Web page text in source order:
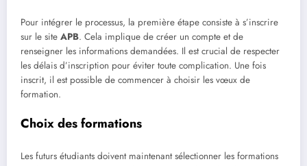
Pour intégrer le processus, la première étape consiste à s’inscrire
sur le site APB. Cela implique de créer un compte et de
renseigner les informations demandées. Il est crucial de respecter
les délais d’inscription pour éviter toute complication. Une fois
inscrit, il est possible de commencer à choisir les vœux de
formation.
Choix des formations
Les futurs étudiants doivent maintenant sélectionner les formations